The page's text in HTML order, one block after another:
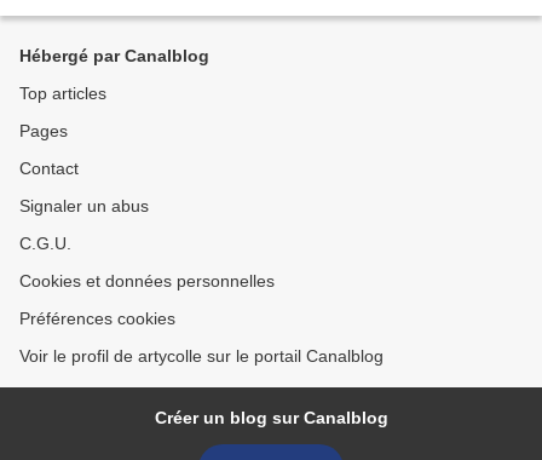
Hébergé par Canalblog
Top articles
Pages
Contact
Signaler un abus
C.G.U.
Cookies et données personnelles
Préférences cookies
Voir le profil de artycolle sur le portail Canalblog
Créer un blog sur Canalblog